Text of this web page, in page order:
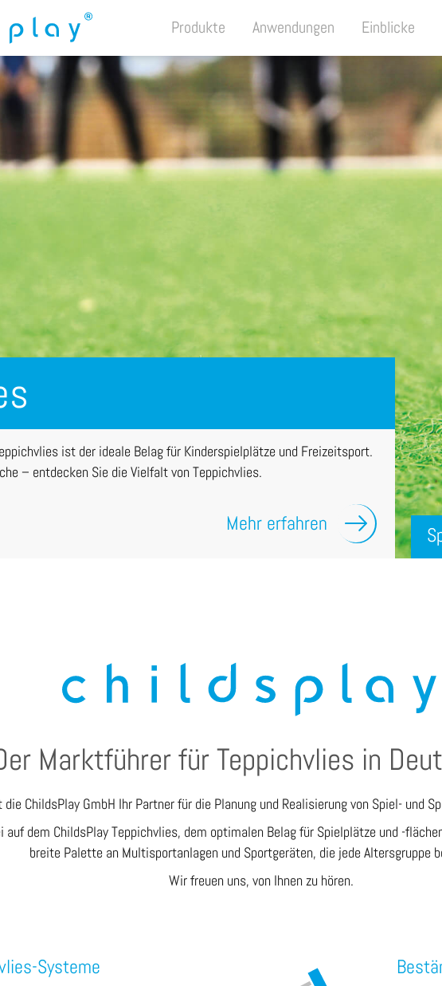
Produkte Anwendungen Einblicke
ist der ideale Belag für Kinderspielplätze und Freizeitsport.
– entdecken Sie die Vielfalt von Teppichvlies.
Mehr erfahren
Marktführer für Teppichvlies in
ChildsPlay GmbH Ihr Partner für die Planung und Realisierung von Spiel- und
auf dem ChildsPlay Teppichvlies, dem optimalen Belag für Spielplätze und -
breite Palette an Multisportanlagen und Sportgeräten, die jede Altersgruppe
Wir freuen uns, von Ihnen zu hören.
Systeme